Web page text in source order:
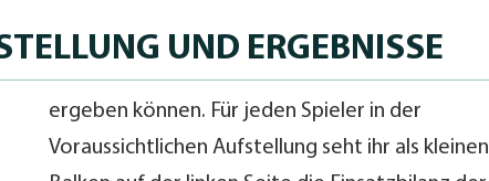
UND ERGEBNISSE
ergeben können. Für jeden Spieler in der
Voraussichtlichen Aufstellung seht ihr als kleinen